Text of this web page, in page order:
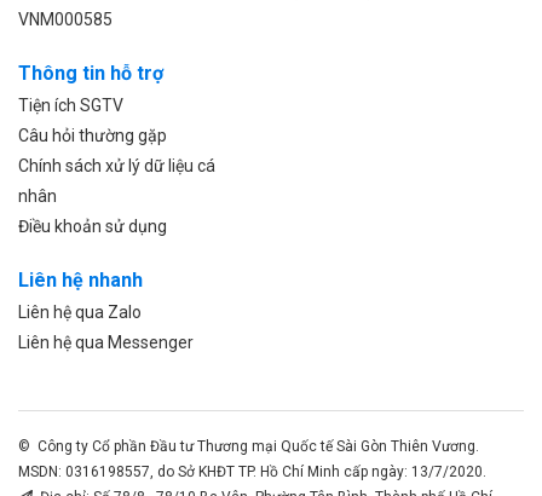
VNM000585
Thông tin hỗ trợ
Tiện ích SGTV
Câu hỏi thường gặp
Chính sách xử lý dữ liệu cá
nhân
Điều khoản sử dụng
Liên hệ nhanh
Liên hệ qua Zalo
Liên hệ qua Messenger
© Công ty Cổ phần Đầu tư Thương mại Quốc tế Sài Gòn Thiên Vương.
MSDN: 0316198557, do Sở KHĐT TP. Hồ Chí Minh cấp ngày: 13/7/2020.